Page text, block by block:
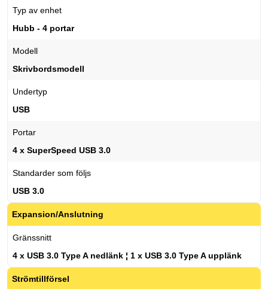
Typ av enhet
Hubb - 4 portar
Modell
Skrivbordsmodell
Undertyp
USB
Portar
4 x SuperSpeed USB 3.0
Standarder som följs
USB 3.0
Expansion/Anslutning
Gränssnitt
4 x USB 3.0 Type A nedlänk ¦ 1 x USB 3.0 Type A upplänk
Strömtillförsel